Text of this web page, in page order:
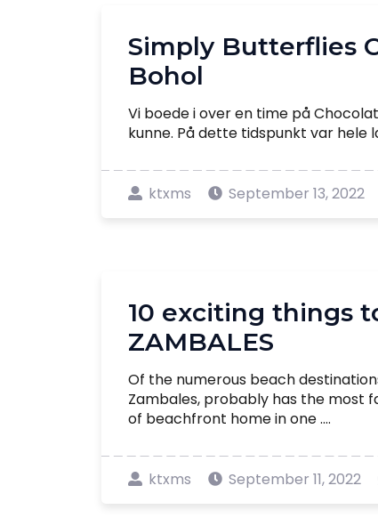
Simply Butterflies
Bohol
Vi boede i over en time på
kunne. På dette tidspunkt var
ktxms September 13, 2022
10 exciting things
ZAMBALES
Of the numerous beach
Zambales, probably has the most
of beachfront home in one ....
ktxms September 11, 2022